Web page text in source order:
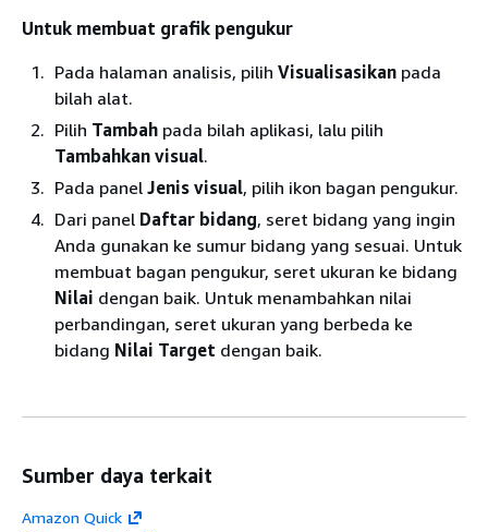
Untuk membuat grafik pengukur
Pada halaman analisis, pilih Visualisasikan pada
bilah alat.
Pilih Tambah pada bilah aplikasi, lalu pilih
Tambahkan visual.
Pada panel Jenis visual, pilih ikon bagan pengukur.
Dari panel Daftar bidang, seret bidang yang ingin
Anda gunakan ke sumur bidang yang sesuai. Untuk
membuat bagan pengukur, seret ukuran ke bidang
Nilai dengan baik. Untuk menambahkan nilai
perbandingan, seret ukuran yang berbeda ke
bidang Nilai Target dengan baik.
Sumber daya terkait
Amazon Quick